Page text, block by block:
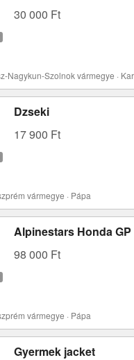
30 000 Ft
Nagykun-Szolnok vármegye ·
Dzseki
17 900 Ft
vármegye · Pápa
Alpinestars Honda GP
98 000 Ft
vármegye · Pápa
Gyermek jacket